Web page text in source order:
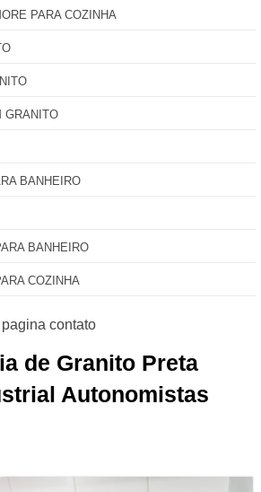
PARA COZINHA
GRANITO
BANHEIRO
BANHEIRO
COZINHA
de Granito Preta
Autonomistas